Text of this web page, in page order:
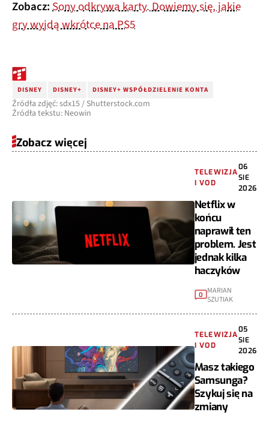
Zobacz:Sony odkrywa karty. Dowiemy się, jakie
gry wyjdą wkrótce na PS5
DISNEY DISNEY+ DISNEY+ WSPÓŁDZIELENIE KONTA
Źródła zdjęć: sdx15 / Shutterstock.com
Źródła tekstu: Neowin
Zobacz więcej
TELEWIZJA
I VOD
06
SIE
2026
Netflix w
końcu
naprawił ten
problem. Jest
jednak kilka
haczyków
0
MARIAN
SZUTIAK
TELEWIZJA
I VOD
05
SIE
2026
Masz takiego
Samsunga?
Szykuj się na
zmiany